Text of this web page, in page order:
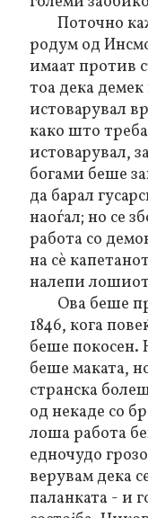
Поточно
родум од
имаат против
тоа дека
истоварувал
како што
истоварувал,
богами беше
да барал
наоѓал; но се
работа со
на сѐ
налепи
Ова беше
1846, кога
беше покосен.
беше маката,
странска
од некаде со
лоша работа
едночудо
верувам дека
паланката - и